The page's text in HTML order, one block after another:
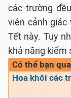
các trường
viên cảnh
Tết này. Tuy
khả năng kiểm
Có thể bạn
Hoa khôi các